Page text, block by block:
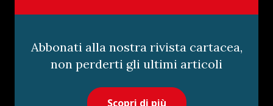
Abbonati alla nostra rivista cartacea,
non perderti gli ultimi articoli
Scopri di più